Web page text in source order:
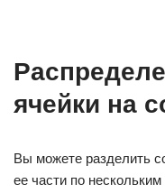
ячейки на
Вы можете разделить
ее части по